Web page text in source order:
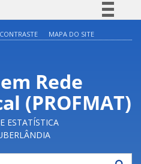
Acesso à informação
Legislação
Canais
MAPA DO SITE
Rede
(PROFMAT)
ESTATÍSTICA